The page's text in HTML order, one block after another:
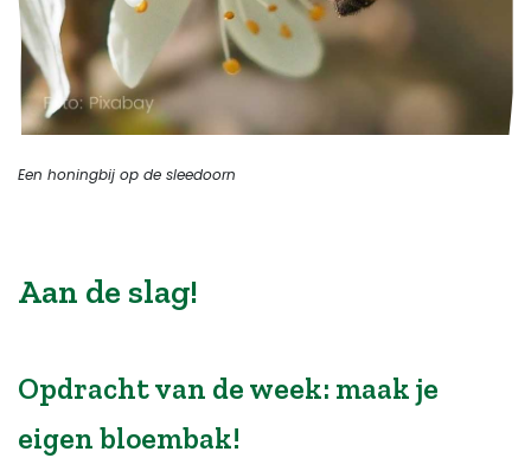
Een honingbij op de sleedoorn
Aan de slag!
Opdracht van de week: maak je
eigen bloembak!